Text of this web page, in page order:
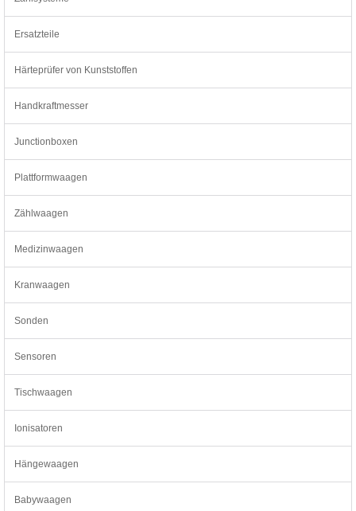
Ersatzteile
Härteprüfer von Kunststoffen
Handkraftmesser
Junctionboxen
Plattformwaagen
Zählwaagen
Medizinwaagen
Kranwaagen
Sonden
Sensoren
Tischwaagen
Ionisatoren
Hängewaagen
Babywaagen